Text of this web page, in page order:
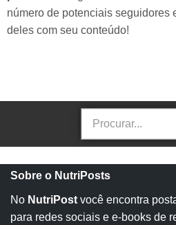
número de potenciais seguidores
deles com seu conteúdo!
Sobre o NutriPosts
No NutriPost você encontra
para redes sociais e e-books de